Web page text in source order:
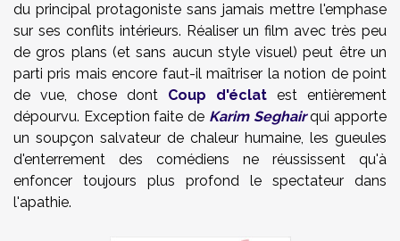
du principal protagoniste sans jamais mettre l'emphase
sur ses conflits intérieurs. Réaliser un film avec très peu
de gros plans (et sans aucun style visuel) peut être un
parti pris mais encore faut-il maîtriser la notion de point
de vue, chose dont Coup d'éclat est entièrement
dépourvu. Exception faite de Karim Seghairqui apporte
un soupçon salvateur de chaleur humaine, les gueules
d'enterrement des comédiens ne réussissent qu'à
enfoncer toujours plus profond le spectateur dans
l'apathie.